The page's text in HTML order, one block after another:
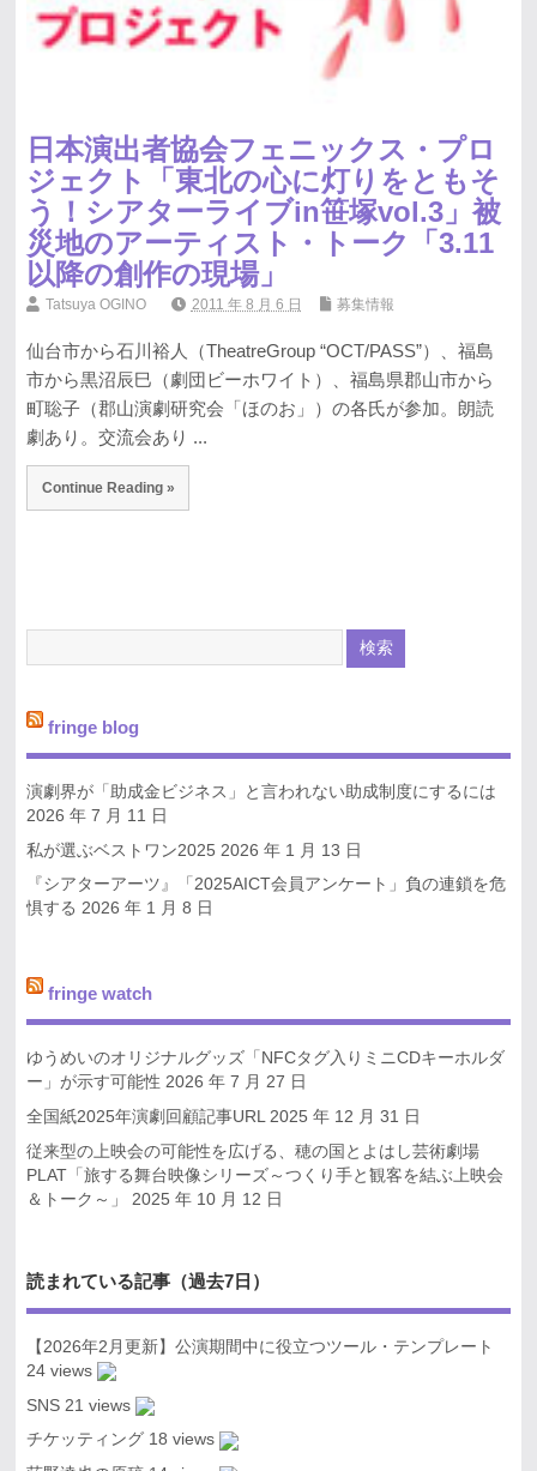
日本演出者協会フェニックス・プロ
ジェクト「東北の心に灯りをともそ
う！シアターライブin笹塚vol.3」被
災地のアーティスト・トーク「3.11
以降の創作の現場」
Tatsuya OGINO 2011 年 8 月 6 日 募集情報
仙台市から石川裕人（TheatreGroup “OCT/PASS”）、福島
市から黒沼辰巳（劇団ビーホワイト）、福島県郡山市から
町聡子（郡山演劇研究会「ほのお」）の各氏が参加。朗読
劇あり。交流会あり ...
Continue Reading »
fringe blog
演劇界が「助成金ビジネス」と言われない助成制度にするには
2026 年 7 月 11 日
私が選ぶベストワン2025 2026 年 1 月 13 日
『シアターアーツ』「2025AICT会員アンケート」負の連鎖を危
惧する 2026 年 1 月 8 日
fringe watch
ゆうめいのオリジナルグッズ「NFCタグ入りミニCDキーホルダ
ー」が示す可能性 2026 年 7 月 27 日
全国紙2025年演劇回顧記事URL
2025 年 12 月 31 日
従来型の上映会の可能性を広げる、穂の国とよはし芸術劇場
PLAT「旅する舞台映像シリーズ～つくり手と観客を結ぶ上映会
＆トーク～」
2025 年 10 月 12 日
読まれている記事（過去7日）
【2026年2月更新】公演期間中に役立つツール・テンプレート
24 views
SNS 21 views
チケッティング 18 views